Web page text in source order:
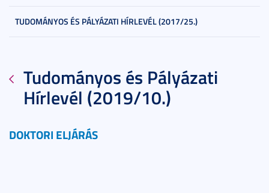
TUDOMÁNYOS ÉS PÁLYÁZATI HÍRLEVÉL (2017/25.)
Tudományos és Pályázati
Hírlevél (2019/10.)
DOKTORI ELJÁRÁS